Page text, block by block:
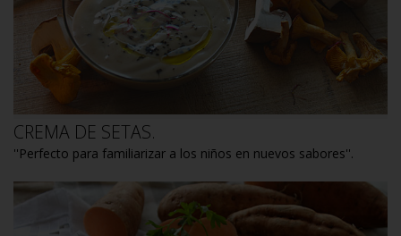
CREMA DE SETAS.
''Perfecto para familiarizar a los niños en nuevos sabores''.